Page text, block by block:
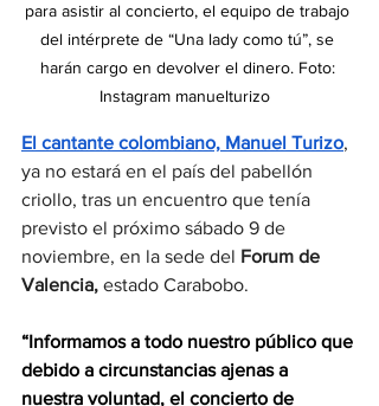
para asistir al concierto, el equipo de trabajo
del intérprete de “Una lady como tú”, se
harán cargo en devolver el dinero. Foto:
Instagram manuelturizo
El cantante colombiano, Manuel Turizo,
ya no estará en el país del pabellón
criollo, tras un encuentro que tenía
previsto el próximo sábado 9 de
noviembre, en la sede del Forum de
Valencia, estado Carabobo.
“Informamos a todo nuestro público que
debido a circunstancias ajenas a
nuestra voluntad, el concierto de